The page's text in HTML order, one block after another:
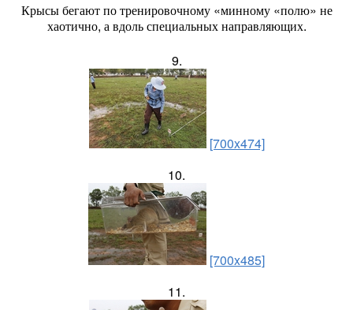
Крысы бегают по тренировочному «минному «полю» не
хаотично, а вдоль специальных направляющих.
9.
[700x474]
10.
[700x485]
11.